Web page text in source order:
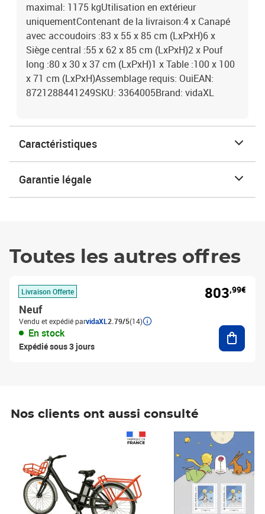
maximal: 1175 kgUtilisation en extérieur
uniquementContenant de la livraison:4 x Canapé
avec accoudoirs :83 x 55 x 85 cm (LxPxH)6 x
Siège central :55 x 62 x 85 cm (LxPxH)2 x Pouf
long :80 x 30 x 37 cm (LxPxH)1 x Table :100 x 100
x 71 cm (LxPxH)Assemblage requis: OuiEAN:
8721288441249SKU: 3364005Brand: vidaXL
Caractéristiques
Garantie légale
Toutes les autres offres
Livraison Offerte
Neuf
Vendu et expédié parvidaXL 2.79/5(14)
En stock
Expédié sous 3 jours
803,99€
Nos clients ont aussi consulté
Prix 7,50€